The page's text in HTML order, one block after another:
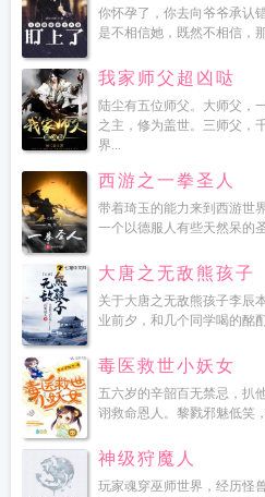
你怀孕了，你去向爷爷承认
是不相信她，既然不相信，
我家师父超凶哒
陆尘有五位师父。大师父，
之主，修为盖世。三师父，
界...
西游之一拳圣人
带着琦玉的能力来到西游世
一个以德服人有些天然呆的
大唐之无敌熊孩子
关于大唐之无敌熊孩子李辰
业前夕，和几个同学喝的酩
毒医救世小妖女
五六岁的辛韶百无禁忌，扒
诩救命恩人。黎戮邪魅低笑
神级狩魔人
玩家魂穿巫师世界，经历怪